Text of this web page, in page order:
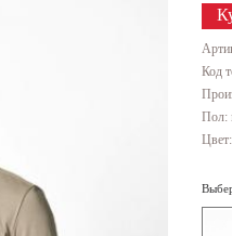
Код
Пол: